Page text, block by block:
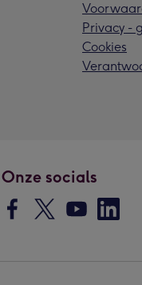
Privacy -
Cookies
Onze socials